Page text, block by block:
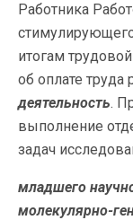
Работника
итогам
об оплате
деятельность.
выполнение
задач
младшего
молекулярно-